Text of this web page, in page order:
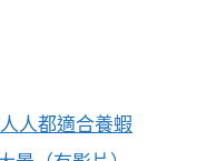
人都適合養蝦